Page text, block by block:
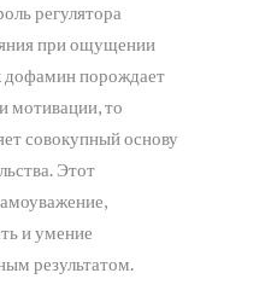
регулятора
при ощущении
дофамин порождает
мотивации, то
совокупный основу
Этот
и умение
результатом.